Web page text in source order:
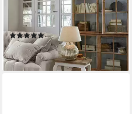
Tischleuchte Tischlampe
Lillemor antiksilber/creme
(1)
96,95 €
lieferbar - in 5-6 Werktagen bei dir